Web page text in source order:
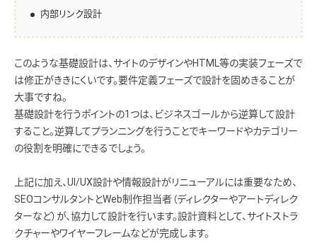
内部リンク設計
このような基礎設計は、サイトのデザインやHTML等の実装フェーズで
は修正がききにくいです。要件定義フェーズで設計を固めきることが
大事ですね。
基礎設計を行うポイントの1つは、ビジネスゴールから逆算して設計
すること。逆算してプランニングを行うことでキーワードやカテゴリー
の役割を明確にできるでしょう。
上記に加え、UI/UX設計や情報設計がリニューアルには重要なため、
SEOコンサルタントとWeb制作担当者（ディレクターやアートディレク
ターなど）が、協力して設計を行います。設計資料として、サイトストラ
クチャーやワイヤーフレームなどが完成します。